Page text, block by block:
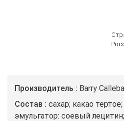
Производитель
Barry
Состав
сахар; какао
эмульгатор: соевый